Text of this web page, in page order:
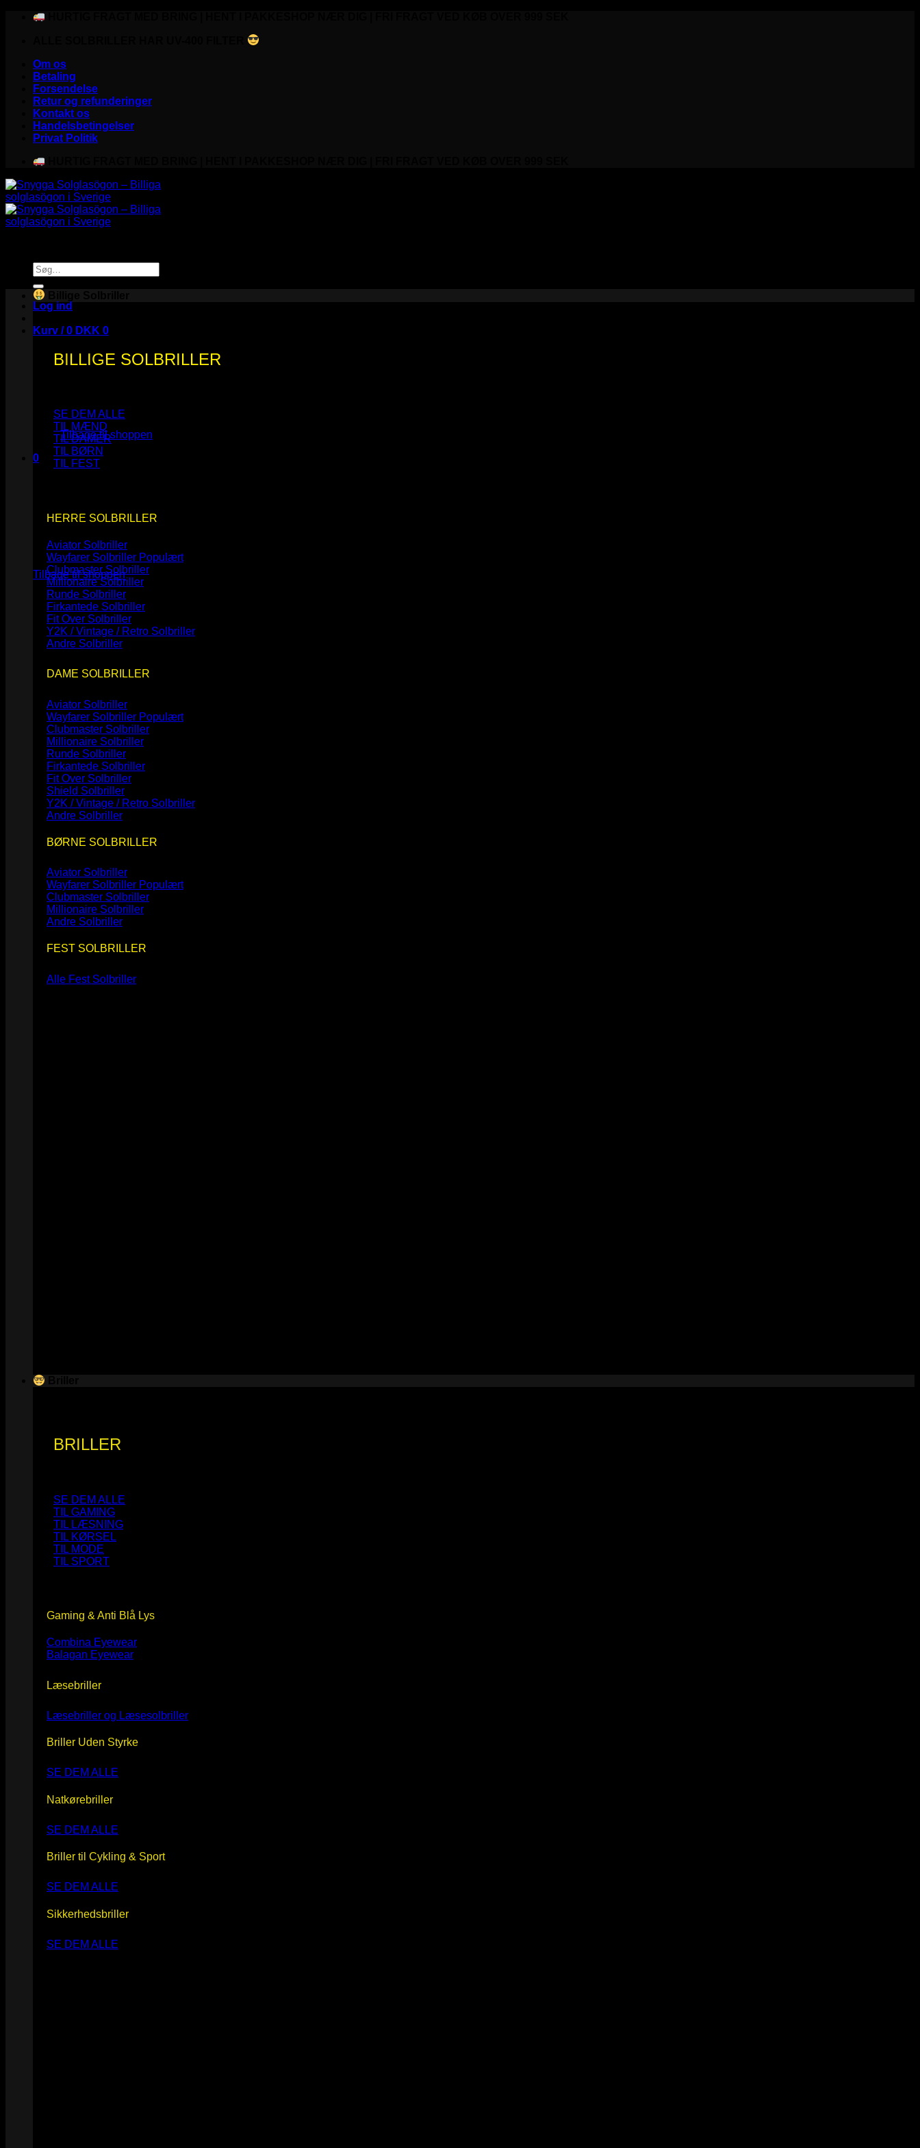
Fortsæt
Om os
Betaling
Forsendelse
Retur og refunderinger
Kontakt os
Handelsbetingelser
Privat Politik
Søg
efter:
Log ind
Kurv /0 DKK 0
Ingen varer i kurven.
Tilbage til shoppen
0
Kurv
Ingen varer i kurven.
Tilbage til shoppen
BILLIGE SOLBRILLER
SE DEM ALLE
TIL MÆND
TIL DAMER
TIL BØRN
TIL FEST
HERRE SOLBRILLER
Aviator Solbriller
Wayfarer Solbriller
Clubmaster Solbriller
Millionaire Solbriller
Runde Solbriller
Firkantede Solbriller
Fit Over Solbriller
Y2K / Vintage / Retro Solbriller
Andre Solbriller
DAME SOLBRILLER
Aviator Solbriller
Wayfarer Solbriller
Clubmaster Solbriller
Millionaire Solbriller
Runde Solbriller
Firkantede Solbriller
Fit Over Solbriller
Shield Solbriller
Y2K / Vintage / Retro Solbriller
Andre Solbriller
BØRNE SOLBRILLER
Aviator Solbriller
Wayfarer Solbriller
Clubmaster Solbriller
Millionaire Solbriller
Andre Solbriller
FEST SOLBRILLER
Alle Fest Solbriller
BRILLER
SE DEM ALLE
TIL GAMING
TIL LÆSNING
TIL KØRSEL
TIL MODE
TIL SPORT
Gaming & Anti Blå Lys
Combina Eyewear
Balagan Eyewear
Læsebriller
Læsebriller og Læsesolbriller
Briller Uden Styrke
SE DEM ALLE
Natkørebriller
SE DEM ALLE
Briller til Cykling & Sport
SE DEM ALLE
Sikkerhedsbriller
SE DEM ALLE